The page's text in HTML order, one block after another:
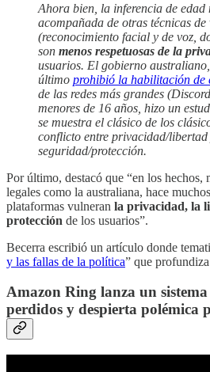
Ahora bien, la inferencia de edad
acompañada de otras técnicas
(reconocimiento facial y de voz,
son menos respetuosas de la
usuarios. El gobierno
último prohibió la habilitación de
de las redes más grandes
menores de 16 años, hizo un
se muestra el clásico de los
conflicto entre privacidad/libertad
seguridad/protección.
Por último, destacó que “en los hechos,
legales como la australiana, hace
plataformas vulneran la privacidad, la
protección de los usuarios”.
Becerra escribió un artículo donde
y las fallas de la política” que
Amazon Ring lanza un
perdidos y despierta polémica